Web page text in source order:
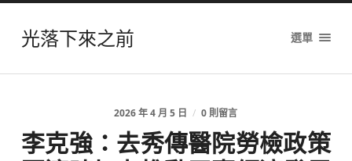
光落下來之前 選單
2026 年 4 月 5 日 / 0 則留言
李克強：去秀傳醫院勞檢政策